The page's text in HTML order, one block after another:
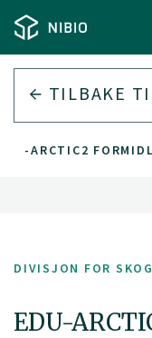
TILBAKE
ARCTIC2
DIVISJON FOR
EDU-